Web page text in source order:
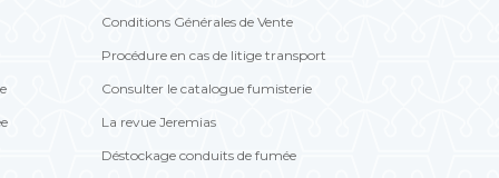
Conditions Générales de Vente
Procédure en cas de litige transport
Consulter le catalogue fumisterie
La revue Jeremias
Déstockage conduits de fumée